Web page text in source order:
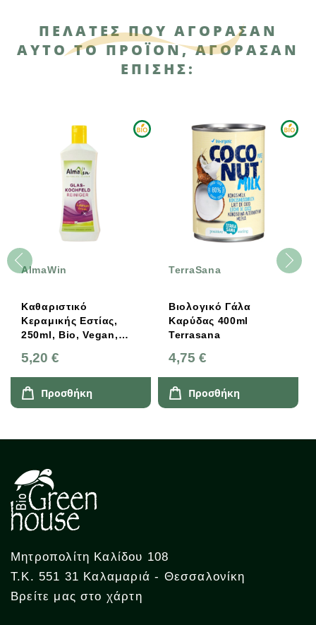
ΠΕΛΆΤΕΣ ΠΟΥ ΑΓΌΡΑΣΑΝ
ΑΥΤΌ ΤΟ ΠΡΟΪΌΝ, ΑΓΌΡΑΣΑΝ
ΕΠΊΣΗΣ:
AlmaWin
Καθαριστικό
Κεραμικής Εστίας,
250ml, Bio, Vegan,
5,20 €
Προσθήκη
TerraSana
Βιολογικό Γάλα
Καρύδας 400ml
Terrasana
4,75 €
Προσθήκη
Μητροπολίτη Καλίδου 108
Τ.Κ. 551 31 Καλαμαριά - Θεσσαλονίκη
Βρείτε μας στο χάρτη